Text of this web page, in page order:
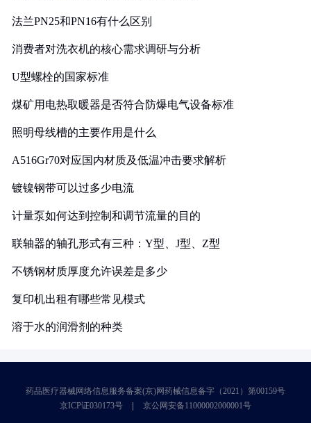
法兰PN25和PN16有什么区别
消费者对洗衣机的核心需求调研与分析
U型螺栓的国家标准
煤矿用电热取暖器是否符合防爆电气设备标准
照明母线槽的主要作用是什么
A516Gr70对应国内材质及低温冲击要求解析
镀镍钢带可以过多少电流
计量泵如何达到控制和调节流量的目的
联轴器的轴孔形式有三种：Y型、J型、Z型
不锈钢材质厚度允许误差是多少
复印机出租有哪些常见模式
溶于水的润滑剂的种类
药品医疗器械网络信息服务备案(京)网药械信息备字（2021）第00159号
京ICP证030173号
京公网安备11000002000001号